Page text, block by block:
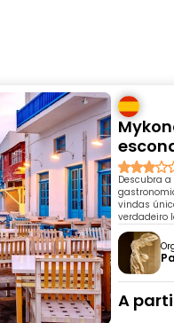
Descubra
vindas
verdadeiro
A